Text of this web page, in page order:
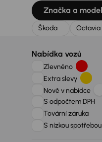
Značka a model
Škoda Octavia
Nabídka vozů
Zlevněno
Extra slevy
Nově v nabídce
S odpočtem DPH
Tovární záruka
S nízkou spotřebou